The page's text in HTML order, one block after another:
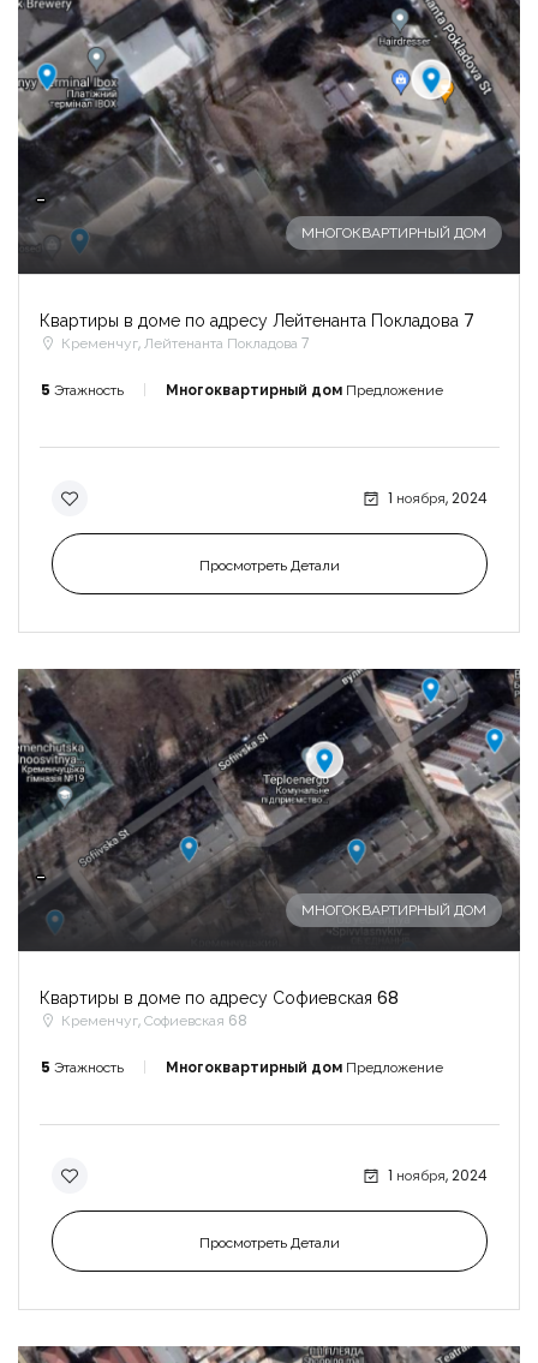
-
МНОГОКВАРТИРНЫЙ ДОМ
Квартиры в доме по адресу Лейтенанта Покладова 7
Кременчуг, Лейтенанта Покладова 7
5 Этажность Многоквартирный дом Предложение
1 ноября, 2024
Просмотреть Детали
-
МНОГОКВАРТИРНЫЙ ДОМ
Квартиры в доме по адресу Софиевская 68
Кременчуг, Софиевская 68
5 Этажность Многоквартирный дом Предложение
1 ноября, 2024
Просмотреть Детали